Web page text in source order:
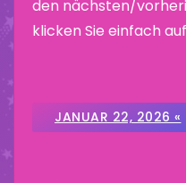
den nächsten/
klicken Sie einfach
JANUAR 22, 2026 «